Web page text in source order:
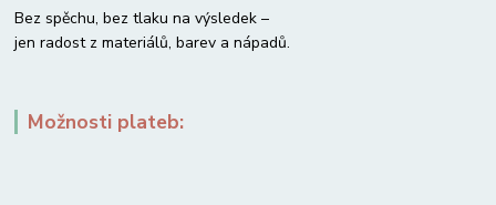
Bez spěchu, bez tlaku na výsledek –
jen radost z materiálů, barev a nápadů.
Možnosti plateb: